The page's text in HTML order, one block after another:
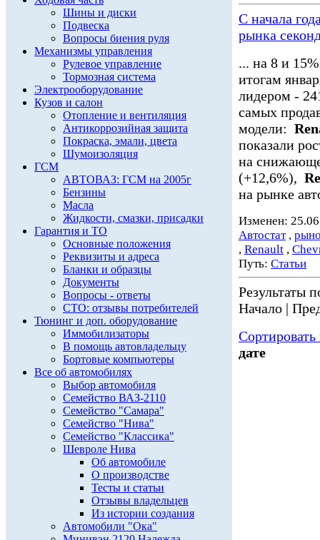
Шины и диски
Подвеска
Вопросы биения руля
Механизмы управления
Рулевое управление
Тормозная система
Электрооборудование
Кузов и салон
Отопление и вентиляция
Антикоррозийная защита
Покраска, эмали, цвета
Шумоизоляция
ГСМ
АВТОВАЗ: ГСМ на 2005г
Бензины
Масла
Жидкости, смазки, присадки
Гарантия и ТО
Основные положения
Реквизиты и адреса
Бланки и образцы
Документы
Вопросы - ответы
СТО: отзывы потребителей
Тюнинг и доп. оборудование
Иммобилизаторы
В помощь автовладельцу
Бортовые компьютеры
Все об автомобилях
Выбор автомобиля
Семейство ВАЗ-2110
Семейство "Самара"
Семейство "Нива"
Семейство "Классика"
Шевроле Нива
Об автомобиле
О производстве
Тесты и статьи
Отзывы владельцев
Из истории создания
Автомобили "Ока"
С начала
рынка
... на 8 и
итогам
лидером -
самых
модели:
показали
на
(+12,6%),
на рынке
Изменен:
Автостат,
, Renault ,
Путь: Статьи
Результаты
Начало |
дате